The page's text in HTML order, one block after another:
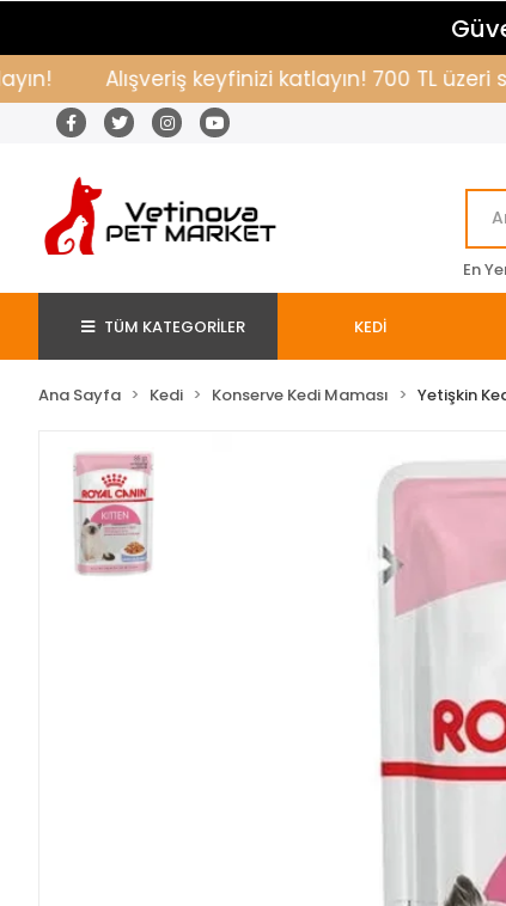
Alışveriş keyfinizi katlayın! 700 TL üzeri
En
TÜM KATEGORİLER KEDİ
Ana Sayfa Kedi Konserve Kedi Maması Yetişkin